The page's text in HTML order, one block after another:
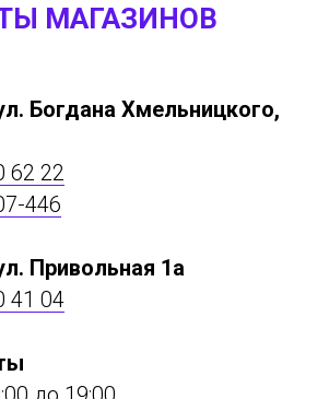
МАГАЗИНОВ
Богдана Хмельницкого,
62 22
446
Привольная 1а
41 04